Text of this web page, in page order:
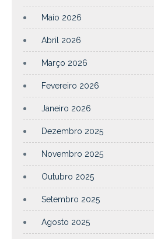
Maio 2026
Abril 2026
Março 2026
Fevereiro 2026
Janeiro 2026
Dezembro 2025
Novembro 2025
Outubro 2025
Setembro 2025
Agosto 2025